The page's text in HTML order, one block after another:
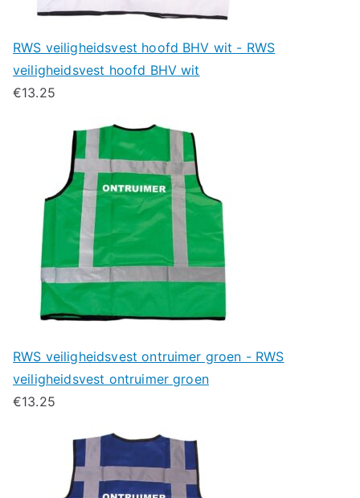
RWS veiligheidsvest hoofd BHV wit - RWS
veiligheidsvest hoofd BHV wit
€13.25
RWS veiligheidsvest ontruimer groen - RWS
veiligheidsvest ontruimer groen
€13.25